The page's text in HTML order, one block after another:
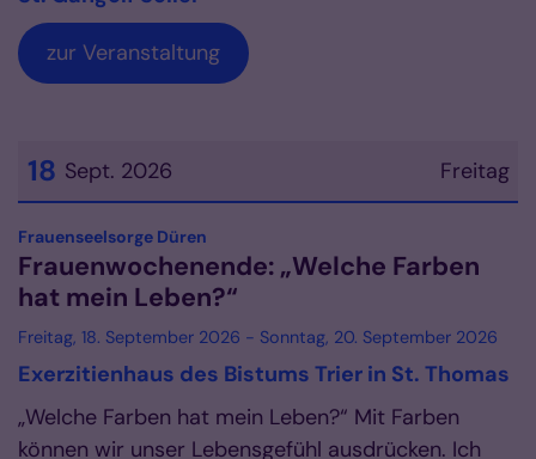
zur Veranstaltung
Freitag
18 Sept. 2026
Datum: 18. September 2026
Frauenseelsorge Düren
Frauenwochenende: „Welche Farben
hat mein Leben?“
Freitag, 18. September 2026 - Sonntag, 20. September 2026
Exerzitienhaus des Bistums Trier in St. Thomas
„Welche Farben hat mein Leben?“ Mit Farben
können wir unser Lebensgefühl ausdrücken. Ich